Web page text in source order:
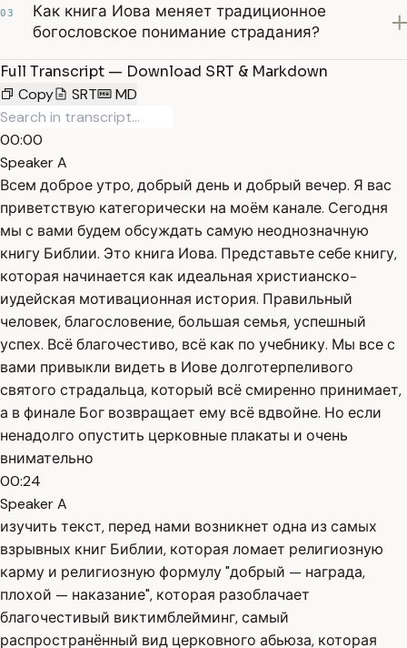
03
Как книга Иова меняет традиционное
богословское понимание страдания?
Full Transcript — Download SRT & Markdown
Copy
SRT MD
00:00
Speaker A
Всем доброе утро, добрый день и добрый вечер. Я вас
приветствую категорически на моём канале. Сегодня
мы с вами будем обсуждать самую неоднозначную
книгу Библии. Это книга Иова. Представьте себе книгу,
которая начинается как идеальная христианско-
иудейская мотивационная история. Правильный
человек, благословение, большая семья, успешный
успех. Всё благочестиво, всё как по учебнику. Мы все с
вами привыкли видеть в Иове долготерпеливого
святого страдальца, который всё смиренно принимает,
а в финале Бог возвращает ему всё вдвойне. Но если
ненадолго опустить церковные плакаты и очень
внимательно
00:24
Speaker A
изучить текст, перед нами возникнет одна из самых
взрывных книг Библии, которая ломает религиозную
карму и религиозную формулу "добрый — награда,
плохой — наказание", которая разоблачает
благочестивый виктимблейминг, самый
распространённый вид церковного абьюза, которая